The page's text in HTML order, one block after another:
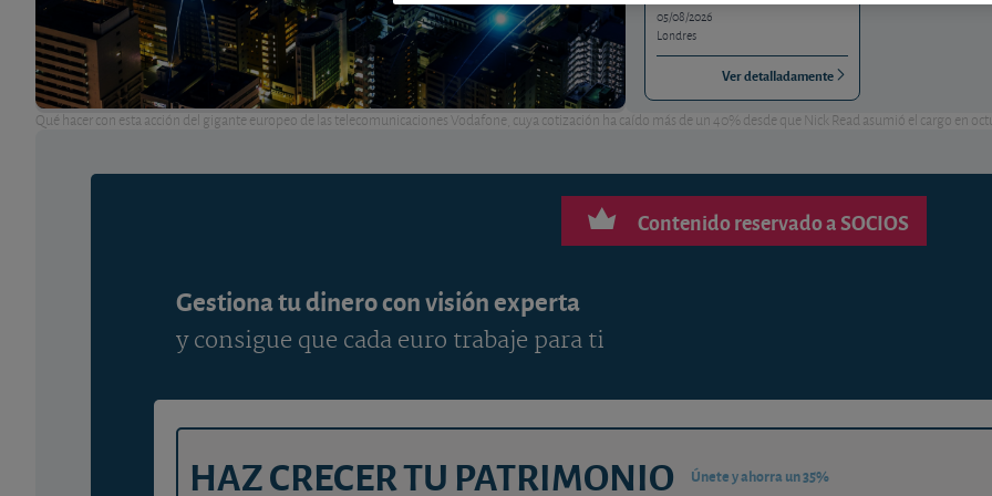
Qué hacer con esta acción del gigante europeo de las telecomunicaciones Vodafone, cuya cotización ha caído más de un 40% desde que Nick Read asumió el cargo en
05/08/2026
Londres
Ver detalladamente
Contenido reservado a SOCIOS
Gestiona tu dinero con visión experta
y consigue que cada euro trabaje para ti
HAZ CRECER TU PATRIMONIO Únete y ahorra un 35%